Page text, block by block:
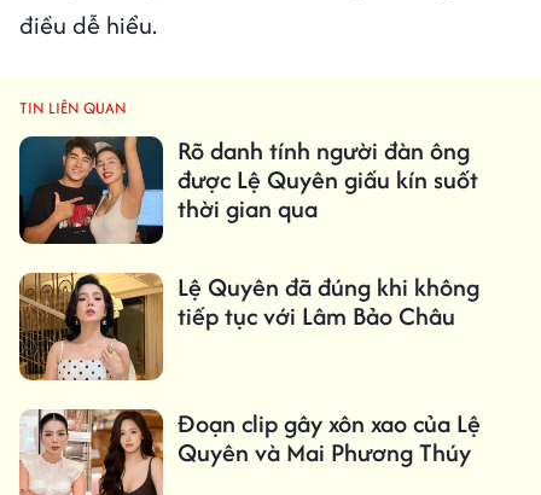
điều dễ hiểu.
TIN LIÊN QUAN
Rõ danh tính người đàn ông
được Lệ Quyên giấu kín suốt
thời gian qua
Lệ Quyên đã đúng khi không
tiếp tục với Lâm Bảo Châu
Đoạn clip gây xôn xao của Lệ
Quyên và Mai Phương Thúy